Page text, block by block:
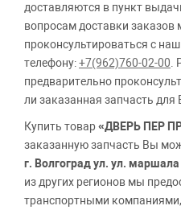
доставляются в пункт
вопросам доставки заказов
проконсультироваться с
телефону:+7(962)760-02-00
предварительно
ли заказанная запчасть для
Купить товар«ДВЕРЬ ПЕР
заказанную запчасть Вы
г. Волгоград ул. ул.
из других регионов мы
транспортными компаниями,